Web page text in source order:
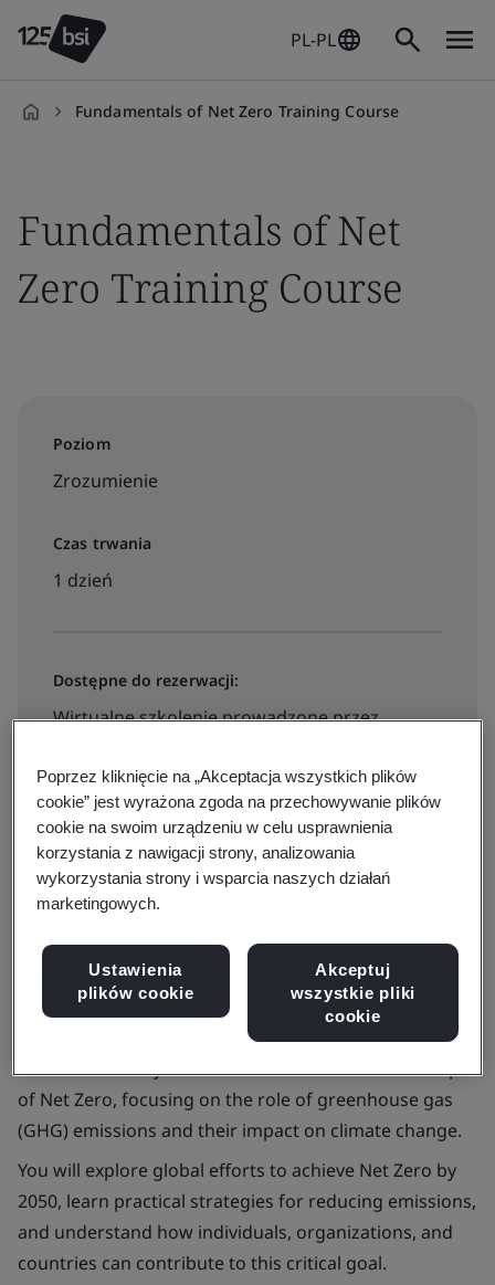
PL-PL
Fundamentals of Net Zero Training Course
Fundamentals of Net
Zero Training Course
Poziom
Zrozumienie
Czas trwania
1 dzień
Dostępne do rezerwacji:
Wirtualne szkolenie prowadzone przez
850zl + VAT
View dates and book now
This introductory course covers the essential concepts
of Net Zero, focusing on the role of greenhouse gas
(GHG) emissions and their impact on climate change.
You will explore global efforts to achieve Net Zero by
2050, learn practical strategies for reducing emissions,
and understand how individuals, organizations, and
countries can contribute to this critical goal.
Poprzez kliknięcie na „Akceptacja wszystkich plików
cookie” jest wyrażona zgoda na przechowywanie plików
cookie na swoim urządzeniu w celu usprawnienia
korzystania z nawigacji strony, analizowania
wykorzystania strony i wsparcia naszych działań
marketingowych.
Ustawienia
plików cookie
Akceptuj
wszystkie pliki
cookie